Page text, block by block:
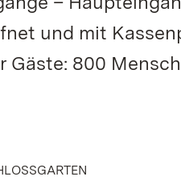
und mit
Gäste: 800